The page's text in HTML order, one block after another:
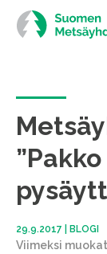
Siirry
suoraan
sisältöön
29.9.2017 BLOGI
Viimeksi